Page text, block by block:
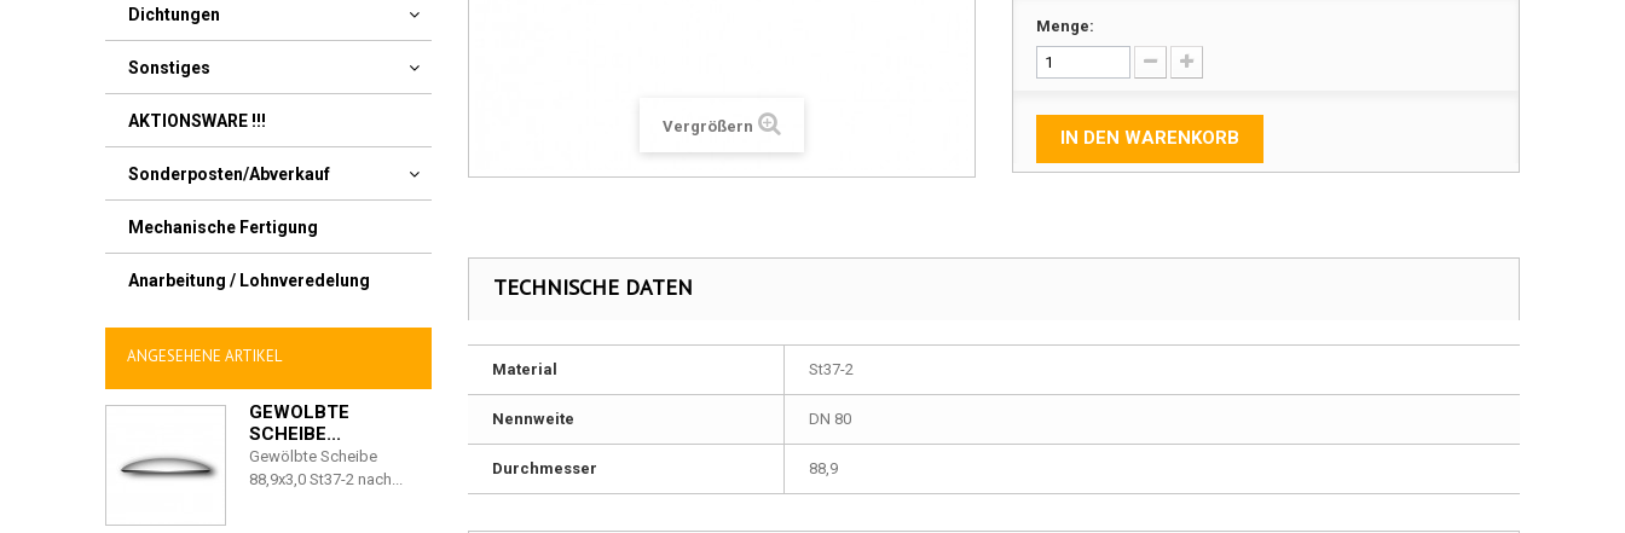
Dichtungen
Sonstiges
AKTIONSWARE !!!
Sonderposten/Abverkauf
Mechanische Fertigung
Anarbeitung / Lohnveredelung
ANGESEHENE ARTIKEL
GEWÖLBTE
SCHEIBE...
Gewölbte Scheibe
88,9x3,0 St37-2 nach...
Vergrößern
Menge:
IN DEN WARENKORB
TECHNISCHE DATEN
Material St37-2
Nennweite DN 80
Durchmesser 88,9